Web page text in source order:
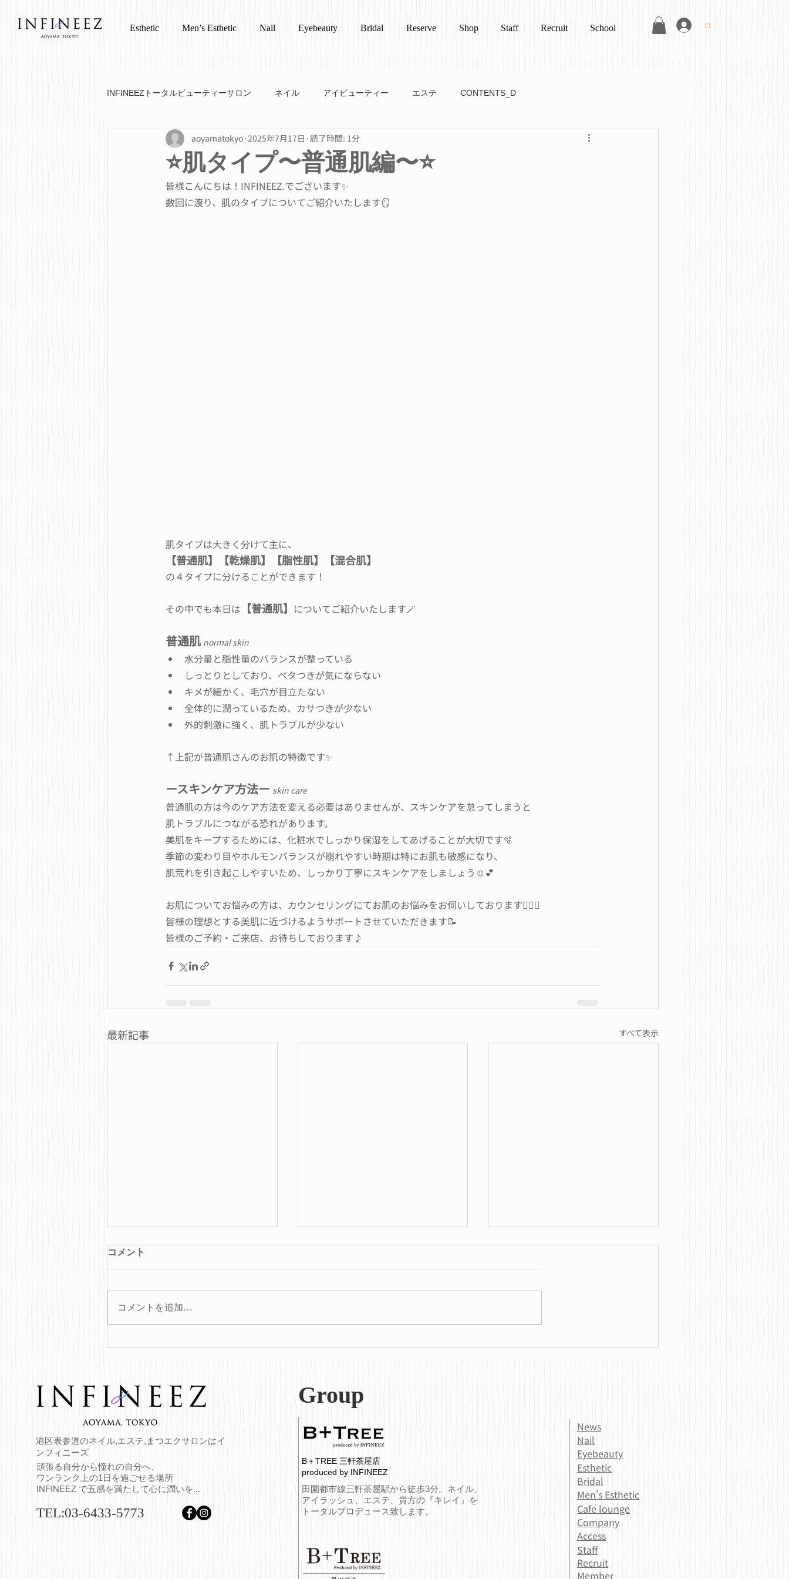
Esthetic Men’s Esthetic Nail Eyebeauty Bridal Reserve Shop Staff Recruit School ログイン
INFINEEZトータルビューティーサロン ネイル アイビューティー エステ CONTENTS_D
⭐️肌タイプ〜普通肌編〜⭐️
aoyamatokyo 2025年7月17日 読了時間: 1分
皆様こんにちは！INFINEEZ.でございます✨
数回に渡り、肌のタイプについてご紹介いたします🪞
肌タイプは大きく分けて主に、
【普通肌】【乾燥肌】【脂性肌】【混合肌】
の４タイプに分けることができます！
その中でも本日は 【普通肌】 についてご紹介いたします🪄
普通肌 normal skin
水分量と脂性量のバランスが整っている
しっとりとしており、ベタつきが気にならない
キメが細かく、毛穴が目立たない
全体的に潤っているため、カサつきが少ない
外的刺激に強く、肌トラブルが少ない
↑上記が普通肌さんのお肌の特徴です✨
ースキンケア方法ー skin care
普通肌の方は今のケア方法を変える必要はありませんが、スキンケアを怠ってしまうと
肌トラブルにつながる恐れがあります。
美肌をキープするためには、化粧水でしっかり保湿をしてあげることが大切です🫧
季節の変わり目やホルモンバランスが崩れやすい時期は特にお肌も敏感になり、
肌荒れを引き起こしやすいため、しっかり丁寧にスキンケアをしましょう☺️💕
お肌についてお悩みの方は、カウンセリングにてお肌のお悩みをお伺いしております👩🏻‍⚕️
皆様の理想とする美肌に近づけるようサポートさせていただきます📝
皆様のご予約・ご来店、お待ちしております♪
最新記事 すべて表示
コメント
コメントを追加…
港区表参道のネイル,エステ,まつエクサロンはイ
ンフィニーズ
頑張る自分から憧れの自分へ、
ワンランク上の1日を過ごせる場所
INFINEEZ で五感を満たして心に潤いを...
TEL:03-6433-5773
Group
田園都市線三軒茶屋駅から徒歩3分。ネイル、
アイラッシュ、エステ、貴方の『キレイ』を
トータルプロデュース致します。
B＋TREE 三軒茶屋店
produced by INFINEEZ
News
Nail
Eyebeauty
Esthetic
Bridal
Men’s Esthetic
Cafe lounge
Company
Access
Staff
Recruit
Member